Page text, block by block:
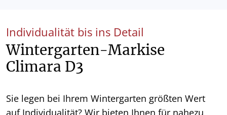
Individualität bis ins Detail
Wintergarten-Markise
Climara D3
Sie legen bei Ihrem Wintergarten größten Wert
auf Individualität? Wir bieten Ihnen für nahezu